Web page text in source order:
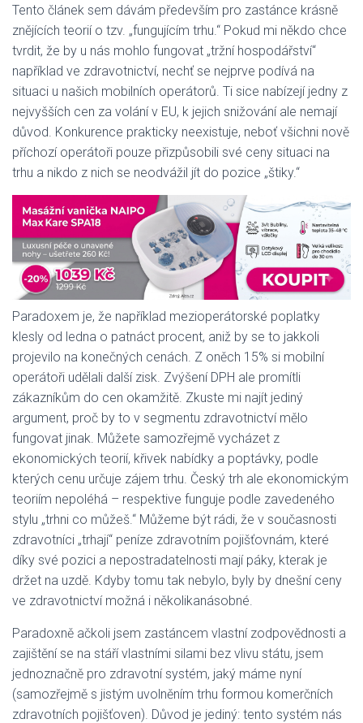
Tento článek sem dávám především pro zastánce krásně
znějících teorií o tzv. „fungujícím trhu.“ Pokud mi někdo chce
tvrdit, že by u nás mohlo fungovat „tržní hospodářství“
například ve zdravotnictví, nechť se nejprve podívá na
situaci u našich mobilních operátorů. Ti sice nabízejí jedny z
nejvyšších cen za volání v EU, k jejich snižování ale nemají
důvod. Konkurence prakticky neexistuje, neboť všichni nově
příchozí operátoři pouze přizpůsobili své ceny situaci na
trhu a nikdo z nich se neodvážil jít do pozice „štiky.“
Paradoxem je, že například mezioperátorské poplatky
klesly od ledna o patnáct procent, aniž by se to jakkoli
projevilo na konečných cenách. Z oněch 15% si mobilní
operátoři udělali další zisk. Zvýšení DPH ale promítli
zákazníkům do cen okamžitě. Zkuste mi najít jediný
argument, proč by to v segmentu zdravotnictví mělo
fungovat jinak. Můžete samozřejmě vycházet z
ekonomických teorií, křivek nabídky a poptávky, podle
kterých cenu určuje zájem trhu. Český trh ale ekonomickým
teoriím nepoléhá – respektive funguje podle zavedeného
stylu „trhni co můžeš.“ Můžeme být rádi, že v současnosti
zdravotníci „trhají“ peníze zdravotním pojišťovnám, které
díky své pozici a nepostradatelnosti mají páky, kterak je
držet na uzdě. Kdyby tomu tak nebylo, byly by dnešní ceny
ve zdravotnictví možná i několikanásobné.
Paradoxně ačkoli jsem zastáncem vlastní zodpovědnosti a
zajištění se na stáří vlastními silami bez vlivu státu, jsem
jednoznačně pro zdravotní systém, jaký máme nyní
(samozřejmě s jistým uvolněním trhu formou komerčních
zdravotních pojišťoven). Důvod je jediný: tento systém nás